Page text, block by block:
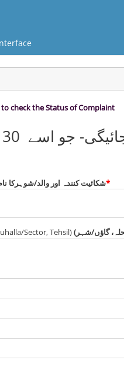
to check the Status of Complaint
شکائیت کنندہ اور والد/شوہرکا*
Sector, Tehsil)